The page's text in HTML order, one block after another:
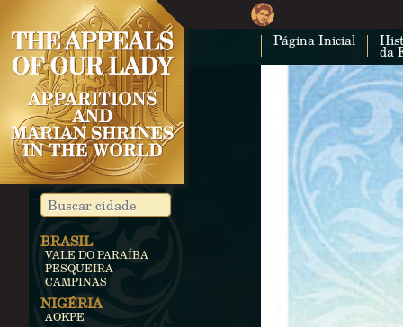
Página Inicial
da
BRASIL
VALE DO PARAÍBA
PESQUEIRA
CAMPINAS
NIGÉRIA
AOKPE